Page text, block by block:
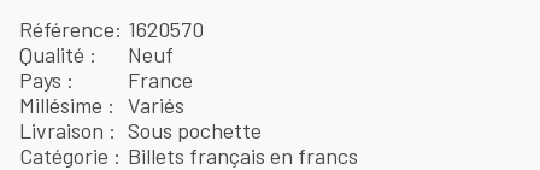
Référence 1620570
Qualité
Neuf
Pays
France
Millésime
Variés
Livraison
Sous pochette
Catégorie
Billets français en francs